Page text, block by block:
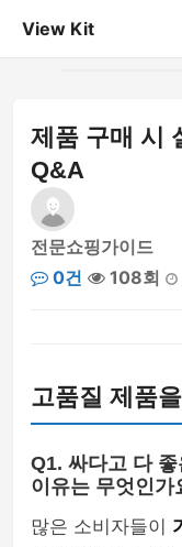
View Kit
게시판
제품 구매 시
Q&A
전문쇼핑가이드
0건
108회
고품질 제품
Q1. 싸다고 다
이유는 무엇인가
많은 소비자들이